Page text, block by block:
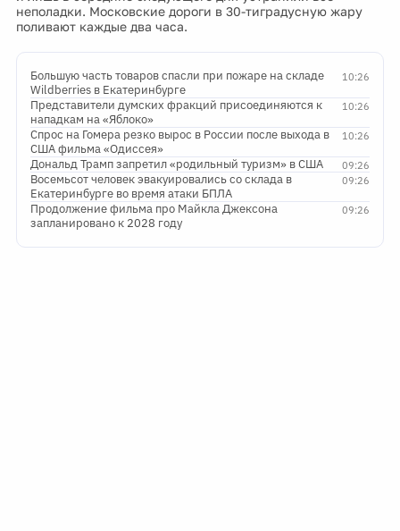
неполадки. Московские дороги в 30-тиградусную жару
поливают каждые два часа.
10:26
Большую часть товаров спасли при пожаре на складе
Wildberries в Екатеринбурге
10:26
Представители думских фракций присоединяются к
нападкам на «Яблоко»
10:26
Спрос на Гомера резко вырос в России после выхода в
США фильма «Одиссея»
09:26
Дональд Трамп запретил «родильный туризм» в США
09:26
Восемьсот человек эвакуировались со склада в
Екатеринбурге во время атаки БПЛА
09:26
Продолжение фильма про Майкла Джексона
запланировано к 2028 году